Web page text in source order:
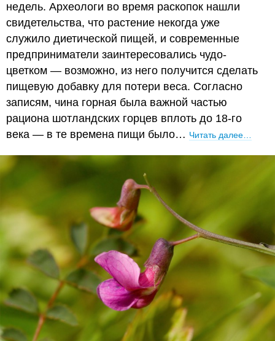
недель. Археологи во время раскопок нашли
свидетельства, что растение некогда уже
служило диетической пищей, и современные
предприниматели заинтересовались чудо-
цветком — возможно, из него получится сделать
пищевую добавку для потери веса. Согласно
записям, чина горная была важной частью
рациона шотландских горцев вплоть до 18-го
века — в те времена пищи было… Читать далее…